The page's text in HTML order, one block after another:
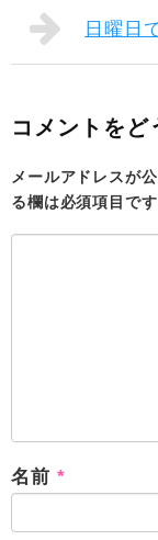
日曜日
コメントをど
メールアドレスが
る欄は必須項目です
名前 *